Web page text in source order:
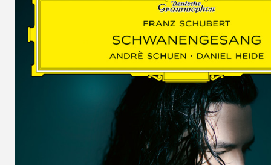
WOLF
MARTIN
SCHUMANN,
LIEDERKREIS
OP. 24